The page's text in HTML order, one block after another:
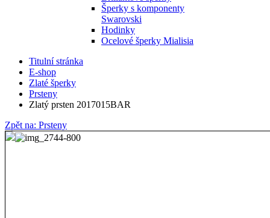
Šperky s komponenty
Swarovski
Hodinky
Ocelové šperky Mialisia
Titulní stránka
E-shop
Zlaté šperky
Prsteny
Zlatý prsten 2017015BAR
Zpět na: Prsteny